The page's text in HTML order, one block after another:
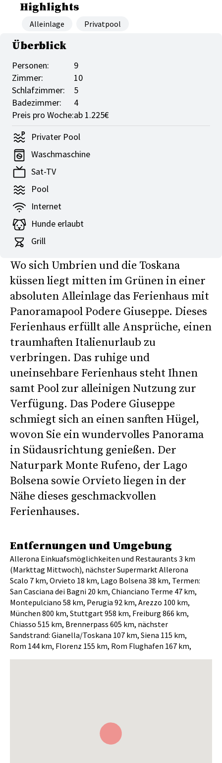
Highlights
Alleinlage Privatpool
Überblick
Personen:
9
Zimmer:
10
Schlafzimmer:
5
Badezimmer:
4
Preis pro Woche:ab 1.225€
Privater Pool
Waschmaschine
Sat-TV
Pool
Internet
Hunde erlaubt
Grill
Wo sich Umbrien und die Toskana
küssen liegt mitten im Grünen in einer
absoluten Alleinlage das Ferienhaus mit
Panoramapool Podere Giuseppe. Dieses
Ferienhaus erfüllt alle Ansprüche, einen
traumhaften Italienurlaub zu
verbringen. Das ruhige und
uneinsehbare Ferienhaus steht Ihnen
samt Pool zur alleinigen Nutzung zur
Verfügung. Das Podere Giuseppe
schmiegt sich an einen sanften Hügel,
wovon Sie ein wundervolles Panorama
in Südausrichtung genießen. Der
Naturpark Monte Rufeno, der Lago
Bolsena sowie Orvieto liegen in der
Nähe dieses geschmackvollen
Ferienhauses.
Entfernungen und Umgebung
Allerona Einkuafsmöglichkeiten und Restaurants 3 km
(Markttag Mittwoch), nächster Supermarkt Allerona
Scalo 7 km, Orvieto 18 km, Lago Bolsena 38 km, Termen:
San Casciana dei Bagni 20 km, Chianciano Terme 47 km,
Montepulciano 58 km, Perugia 92 km, Arezzo 100 km,
München 800 km, Stuttgart 958 km, Freiburg 866 km,
Chiasso 515 km, Brennerpass 605 km, nächster
Sandstrand: Gianella/Toskana 107 km, Siena 115 km,
Rom 144 km, Florenz 155 km, Rom Flughafen 167 km,